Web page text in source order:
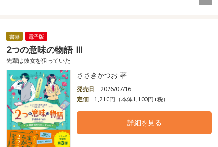
書籍 電子版
2つの意味の物語 Ⅲ
先輩は彼女を狙っていた
ささきかつお 著
発売日
2026/07/16
定価
1,210円（本体1,100円+税）
詳細を見る